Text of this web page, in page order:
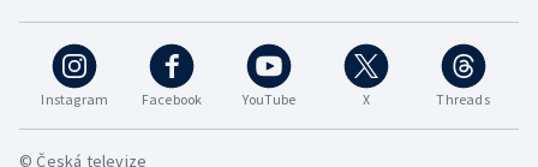
Instagram Facebook YouTube X Threads
© Česká televize